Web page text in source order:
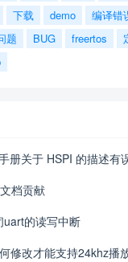
下载 demo 编译错
题 BUG freertos
册关于 HSPI 的描述有
档贡献
的读写中断
修改才能支持24khz播